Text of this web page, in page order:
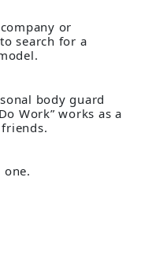
or
search for a
body guard
Work” works as a
one.